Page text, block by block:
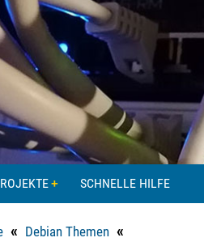
SCHNELLE HILFE
« Debian Themen «